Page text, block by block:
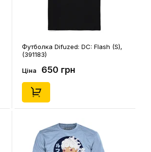
Футболка Difuzed: DC: Flash (S),
(391183)
Ціна 650 грн